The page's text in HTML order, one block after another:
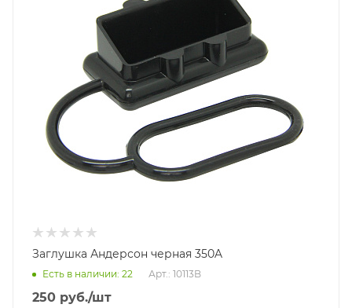
Заглушка Андерсон черная 350A
Есть в наличии: 22 Арт.: 10113B
250 руб./шт